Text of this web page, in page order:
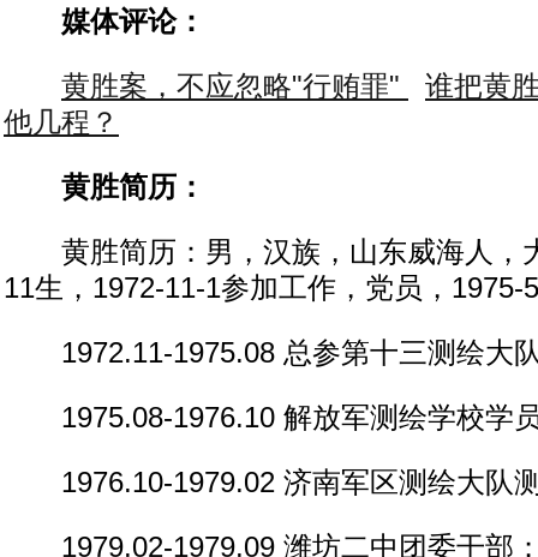
媒体评论：
黄胜案，不应忽略"行贿罪"
谁把黄
他几程？
黄胜简历：
黄胜简历：男，汉族，山东威海人，
11生，1972-11-1参加工作，党员，1975-
1972.11-1975.08 总参第十三测绘大
1975.08-1976.10 解放军测绘学校学
1976.10-1979.02 济南军区测绘大队
1979.02-1979.09 潍坊二中团委干部